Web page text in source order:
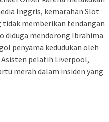
Inggris, kemarahan Slot
tidak memberikan tendangan
diduga mendorong Ibrahima
penyama kedudukan oleh
pelatih Liverpool,
merah dalam insiden yang